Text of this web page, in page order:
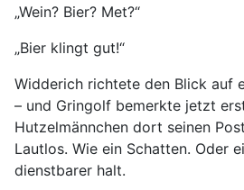
„Wein? Bier? Met?“
„Bier klingt gut!“
Widderich richtete den Blick auf
– und Gringolf bemerkte jetzt
Hutzelmännchen dort seinen
Lautlos. Wie ein Schatten. Oder
dienstbarer halt.